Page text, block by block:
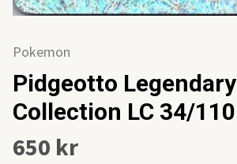
Pokemon
Pidgeotto Legendary
Collection LC 34/110
650 kr